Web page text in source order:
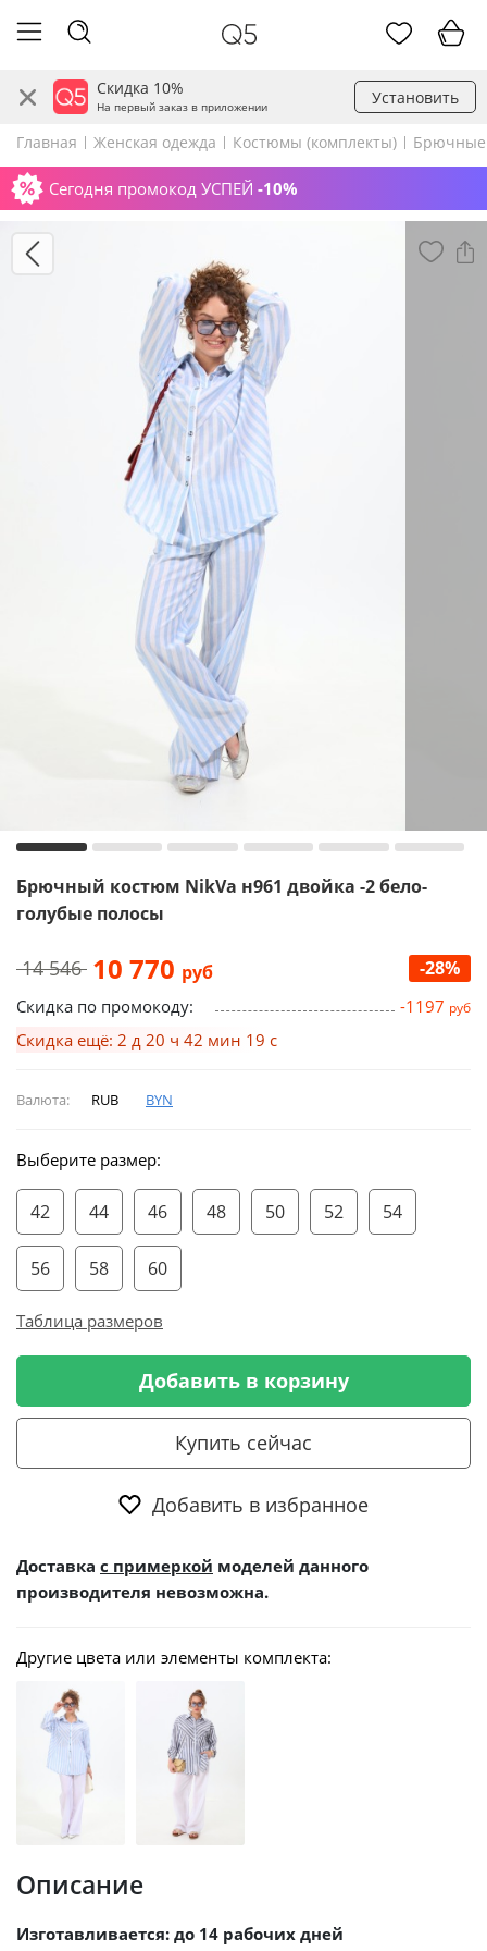
Скидка 10%
На первый заказ в приложении Установить
Главная Женская одежда Костюмы (комплекты)
Сегодня промокод УСПЕЙ -10%
Брючный костюм NikVa н961 двойка -2 бело-
голубые полосы
14 546 10 770 руб -28%
Скидка по промокоду: -1197 руб
Скидка ещё: 2 д 20 ч 42 мин 18 с
Валюта: RUB BYN
Выберите размер:
42 44 46 48 50 52 54
56 58 60
Таблица размеров
Добавить в корзину
Купить сейчас
Добавить в избранное
Доставка с примеркой моделей данного
производителя невозможна.
Другие цвета или элементы комплекта:
Описание
Изготавливается: до 14 рабочих дней